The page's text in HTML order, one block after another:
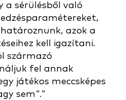
a sérülésből való
azok a
kell igazítani.
származó
fel annak
játékos meccsképes
sem"."